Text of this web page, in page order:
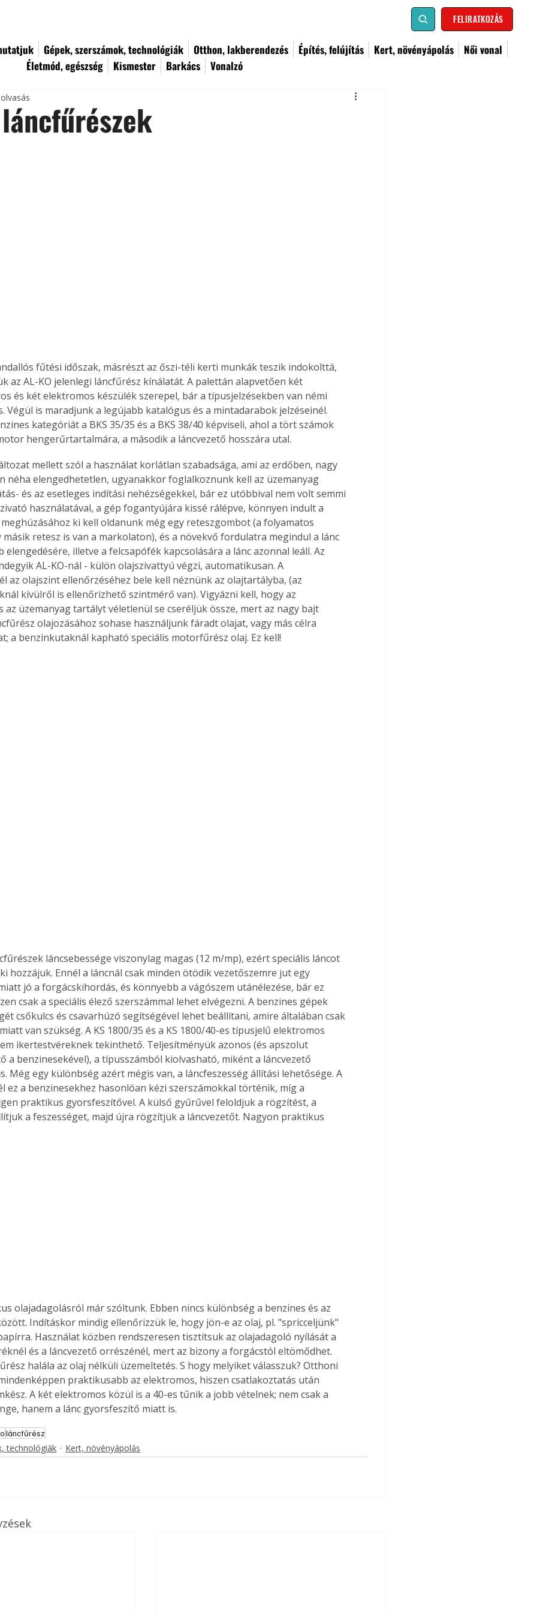
FELIRATKOZÁS
Gépek, szerszámok, technológiák Otthon, lakberendezés Építés, felújítás Kert, növényápolás
Női vonal
Életmód, egészség
Kismester Barkács Vonalzó
Bárhol,
élve
az
A
fűtési időszak, másrészt az őszi-téli kerti munkák teszik indokolttá,
az AL-KO jelenlegi láncfűrész kínálatát. A palettán alapvetően két
és két elektromos készülék szerepel, bár a típusjelzésekben van némi
Végül is maradjunk a legújabb katalógus és a mintadarabok jelzéseinél.
kategóriát a BKS 35/35 és a BKS 38/40 képviseli, ahol a tört számok
hengerűrtartalmára, a második a láncvezető hosszára utal.
mellett szól a használat korlátlan szabadsága, ami az erdőben, nagy
néha elengedhetetlen, ugyanakkor foglalkoznunk kell az üzemanyag
és az esetleges indítási nehézségekkel, bár ez utóbbival nem volt semmi
használatával, a gép fogantyújára kissé rálépve, könnyen indult a
ki kell oldanunk még egy reteszgombot (a folyamatos
másik retesz is van a markolaton), és a növekvő fordulatra megindul a lánc
elengedésére, illetve a felcsapófék kapcsolására a lánc azonnal leáll. Az
AL-KO-nál - külön olajszivattyú végzi, automatikusan. A
az olajszint ellenőrzéséhez bele kell néznünk az olajtartályba, (az
kívülről is ellenőrizhető szintmérő van). Vigyázni kell, hogy az
az üzemanyag tartályt véletlenül se cseréljük össze, mert az nagy bajt
olajozásához sohase használjunk fáradt olajat, vagy más célra
a benzinkutaknál kapható speciális motorfűrész olaj. Ez kell!
láncsebessége viszonylag magas (12 m/mp), ezért speciális láncot
hozzájuk. Ennél a láncnál csak minden ötödik vezetőszemre jut egy
jó a forgácskihordás, és könnyebb a vágószem utánélezése, bár ez
csak a speciális élező szerszámmal lehet elvégezni. A benzines gépek
csőkulcs és csavarhúzó segítségével lehet beállítani, amire általában csak
van szükség. A KS 1800/35 és a KS 1800/40-es típusjelű elektromos
ikertestvéreknek tekinthető. Teljesítményük azonos (és apszolut
a benzinesekével), a típusszámból kiolvasható, miként a láncvezető
Még egy különbség azért mégis van, a láncfeszesség állítási lehetősége. A
ez a benzinesekhez hasonlóan kézi szerszámokkal történik, míg a
praktikus gyorsfeszítővel. A külső gyűrűvel feloldjuk a rögzítést, a
a feszességet, majd újra rögzítjük a láncvezetőt. Nagyon praktikus
olajadagolásról már szóltunk. Ebben nincs különbség a benzines és az
Indításkor mindig ellenőrizzük le, hogy jön-e az olaj, pl. "spricceljünk"
Használat közben rendszeresen tisztítsuk az olajadagoló nyílását a
és a láncvezető orrészénél, mert az bizony a forgácstól eltömődhet.
halála az olaj nélküli üzemeltetés. S hogy melyiket válasszuk? Otthoni
praktikusabb az elektromos, hiszen csatlakoztatás után
A két elektromos közül is a 40-es tűnik a jobb vételnek; nem csak a
hanem a lánc gyorsfeszítő miatt is.
láncfűrész
technológiák Kert, növényápolás